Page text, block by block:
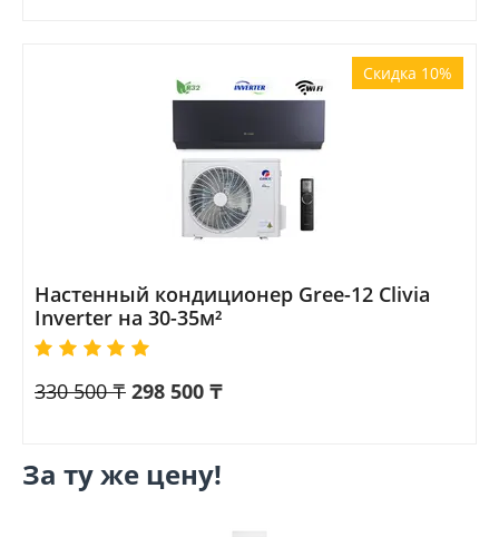
Скидка 10%
Настенный кондиционер Gree-12 Clivia
Inverter на 30-35м²
330 500 ₸ 298 500 ₸
За ту же цену!